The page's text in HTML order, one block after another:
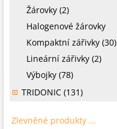
Žárovky (2)
Halogenové žárovky
Kompaktní zářivky (30)
Lineární zářivky (2)
Výbojky (78)
TRIDONIC (131)
Zlevněné produkty ...